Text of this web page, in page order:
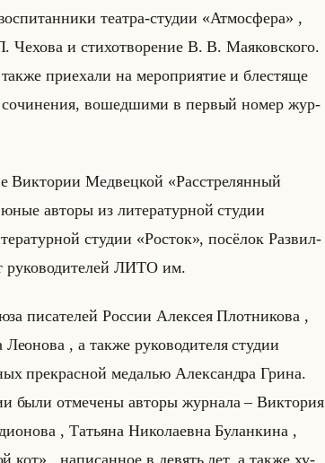
те­ат­ра-сту­дии «Атмосфера» ,
Че­хо­ва и сти­хо­тво­ре­ние В. В. Ма­яков­ско­го.
при­еха­ли на ме­ро­при­ятие и бле­стя­ще
со­чи­не­ния, во­шед­ши­ми в пер­вый номер жур­
Вик­то­рии Мед­вец­кой «Расстрелянный
ав­то­ры из ли­те­ра­тур­ной сту­дии
сту­дии «Росток», по­сё­лок Раз­вил­
ру­ко­во­ди­те­лей ЛИТО им.
пи­са­те­лей Рос­сии Алек­сея Плот­ни­ко­ва ,
, а также ру­ко­во­ди­те­ля сту­дии
пре­крас­ной ме­да­лью Алек­сандра Грина.
от­ме­че­ны ав­то­ры жур­на­ла – Вик­то­рия
, Та­тья­на Ни­ко­ла­ев­на Бу­лан­ки­на ,